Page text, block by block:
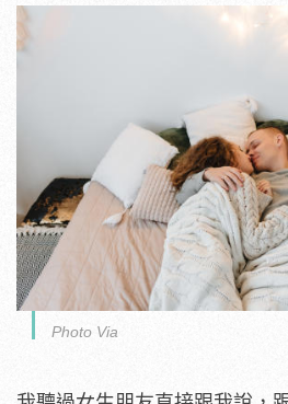
Photo Via